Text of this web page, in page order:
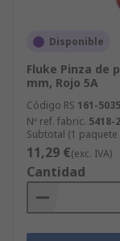
Disponible
Fluke Pinza de
mm, Rojo 5A
Código RS 161-5035
Nº ref. fabric. 5418-2
Subtotal (1
11,29 €(exc. IVA)
Cantidad